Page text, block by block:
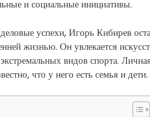
и социальные инициативы.
успехи, Игорь Кибирев
жизнью. Он увлекается
видов спорта.
что у него есть семья и дети.